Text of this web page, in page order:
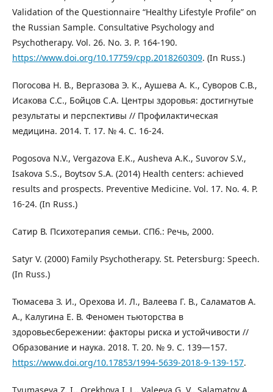
Validation of the Questionnaire “Healthy Lifestyle Profile” on
the Russian Sample. Consultative Psychology and
Psychotherapy. Vol. 26. No. 3. P. 164-190.
https://www.doi.org/10.17759/cpp.2018260309. (In Russ.)
Погосова Н. В., Вергазова Э. К., Аушева А. К., Суворов С.В.,
Исакова С.С., Бойцов С.А. Центры здоровья: достигнутые
результаты и перспективы // Профилактическая
медицина. 2014. Т. 17. № 4. С. 16-24.
Pogosova N.V., Vergazova E.K., Ausheva A.K., Suvorov S.V.,
Isakova S.S., Boytsov S.A. (2014) Health centers: achieved
results and prospects. Preventive Medicine. Vol. 17. No. 4. Р.
16-24. (In Russ.)
Сатир В. Психотерапия семьи. СПб.: Речь, 2000.
Satyr V. (2000) Family Psychotherapy. St. Petersburg: Speech.
(In Russ.)
Тюмасева З. И., Орехова И. Л., Валеева Г. В., Саламатов А.
А., Калугина Е. В. Феномен тьюторства в
здоровьесбережении: факторы риска и устойчивости //
Образование и наука. 2018. Т. 20. № 9. С. 139—157.
https://www.doi.org/10.17853/1994-5639-2018-9-139-157.